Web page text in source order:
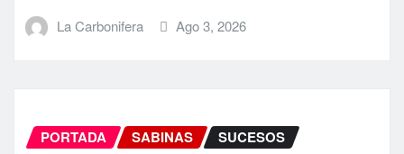
La Carbonifera Ago 3, 2026
PORTADA SABINAS SUCESOS